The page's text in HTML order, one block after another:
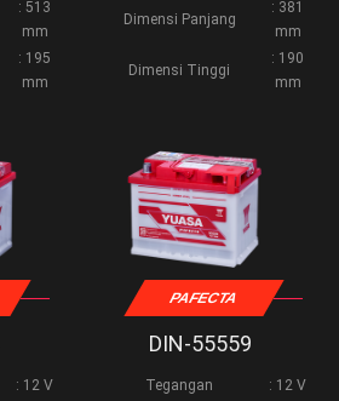
: 513
mm
: 195
mm
Dimensi Panjang
: 381
mm
Dimensi Tinggi
: 190
mm
: 12 V
PAFECTA
DIN-55559
Tegangan
: 12 V